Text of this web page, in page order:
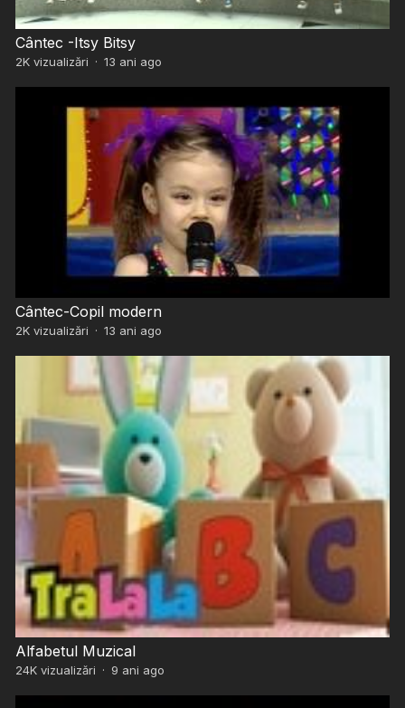
Cântec -Itsy Bitsy
2Kvizualizări · 13 ani ago
Cântec-Copil modern
2Kvizualizări · 13 ani ago
Alfabetul Muzical
24Kvizualizări · 9 ani ago